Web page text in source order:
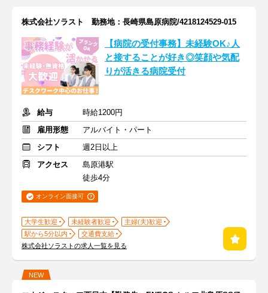
株式会社ソラスト 勤務地：長崎県島原病院/4218124529-015
【病院の受付事務】未経験OK♪人
と接することが好き◎笑顔や気配
りが活きる病院受付
給与
時給1200円
雇用形態
アルバイト・パート
シフト
週2日以上
アクセス
島原港駅
徒歩4分
オンライン面接可
大学生歓迎 未経験者歓迎
主婦(夫)歓迎
駅から5分以内
交通費支給
株式会社ソラストの求人一覧を見る
NEW